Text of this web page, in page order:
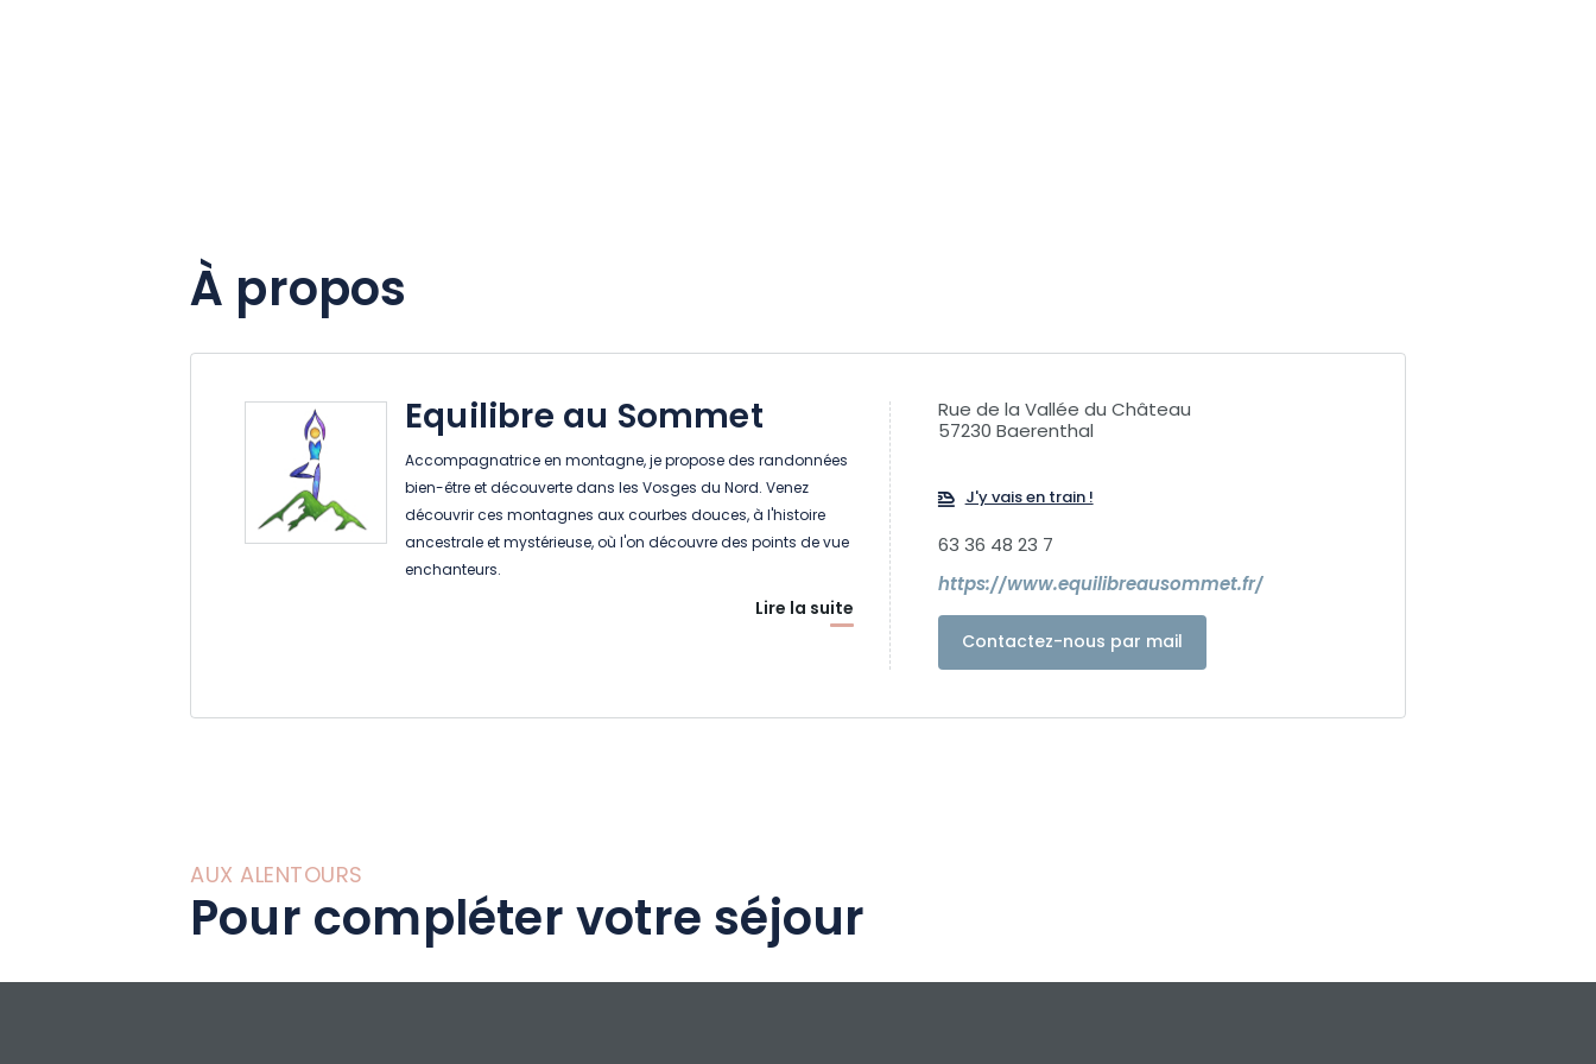
À propos
Equilibre au Sommet
Accompagnatrice en montagne, je propose des randonnées
bien-être et découverte dans les Vosges du Nord. Venez
découvrir ces montagnes aux courbes douces, à l'histoire
ancestrale et mystérieuse, où l'on découvre des points de vue
enchanteurs.
Lire la suite
Rue de la Vallée du Château
57230 Baerenthal
J'y vais en train !
63 36 48 23 7
https://www.equilibreausommet.fr/
Contactez-nous par mail
AUX ALENTOURS
Pour compléter votre séjour